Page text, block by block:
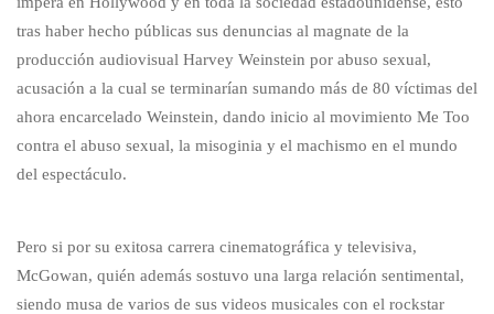
tras haber hecho públicas sus denuncias al magnate de la
producción audiovisual Harvey Weinstein por abuso sexual,
acusación a la cual se terminarían sumando más de 80 víctimas del
ahora encarcelado Weinstein, dando inicio al movimiento Me Too
contra el abuso sexual, la misoginia y el machismo en el mundo
del espectáculo.
Pero si por su exitosa carrera cinematográfica y televisiva,
McGowan, quién además sostuvo una larga relación sentimental,
siendo musa de varios de sus videos musicales con el rockstar